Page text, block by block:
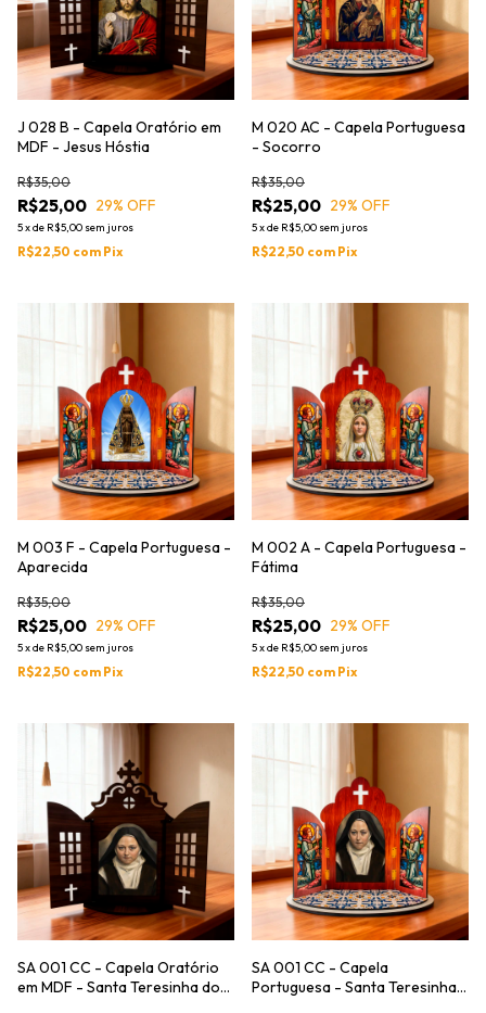
J 028 B - Capela Oratório em
MDF - Jesus Hóstia
R$25,00
R$35,00
29% OFF
5xde R$5,00 sem juros
R$22,50 com Pix
M 020 AC - Capela Portuguesa
- Socorro
R$25,00
R$35,00
29% OFF
5xde R$5,00 sem juros
R$22,50 com Pix
M 003 F - Capela Portuguesa -
Aparecida
R$25,00
R$35,00
29% OFF
5xde R$5,00 sem juros
R$22,50 com Pix
M 002 A - Capela Portuguesa -
Fátima
R$25,00
R$35,00
29% OFF
5xde R$5,00 sem juros
R$22,50 com Pix
SA 001 CC - Capela Oratório
em MDF - Santa Teresinha do
SA 001 CC - Capela
Portuguesa - Santa Teresinha